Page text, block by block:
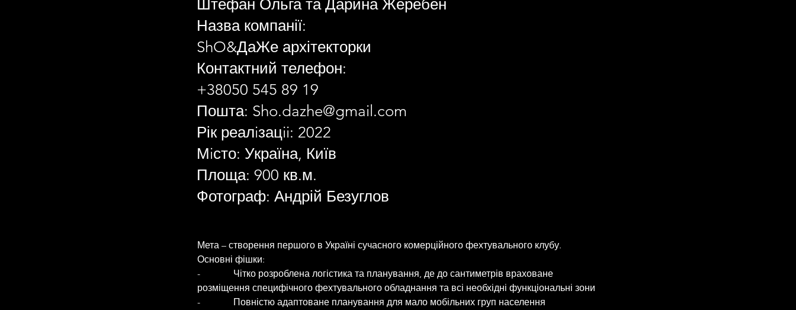
Штефан Ольга та Дарина Жеребен
Назва компанії:
ShO&ДаЖе архітекторки
Контактний телефон:
+38050 545 89 19
Пошта: Sho.dazhe@gmail.com
Рік реалiзацii: 2022
Мiсто: Україна, Київ
Площа: 900 кв.м.
Фотограф: Андрій Безуглов
Мета – створення першого в Україні сучасного комерційного фехтувального клубу.
Основні фішки:
-              Чітко розроблена логістика та планування, де до сантиметрів враховане
розміщення специфічного фехтувального обладнання та всі необхідні функціональні зони
-              Повністю адаптоване планування для мало мобільних груп населення